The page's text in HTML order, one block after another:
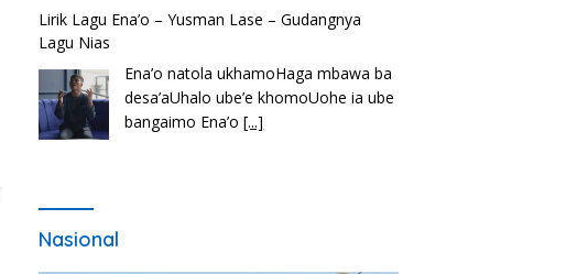
Lirik Lagu Ena’o – Yusman Lase – Gudangnya
Lagu Nias
Ena’o natola ukhamoHaga mbawa ba
desa’aUhalo ube’e khomoUohe ia ube
bangaimo Ena’o[...]
Nasional